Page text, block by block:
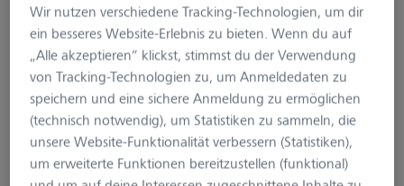
Wir nutzen verschiedene Tracking-Technologien, um dir
ein besseres Website-Erlebnis zu bieten. Wenn du auf
„Alle akzeptieren“ klickst, stimmst du der Verwendung
von Tracking-Technologien zu, um Anmeldedaten zu
speichern und eine sichere Anmeldung zu ermöglichen
(technisch notwendig), um Statistiken zu sammeln, die
unsere Website-Funktionalität verbessern (Statistiken),
um erweiterte Funktionen bereitzustellen (funktional)